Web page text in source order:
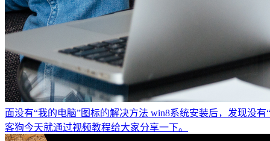
面没有“我的电脑”图标的解决方法 win8系统安装后，发现没
客狗今天就通过视频教程给大家分享一下。